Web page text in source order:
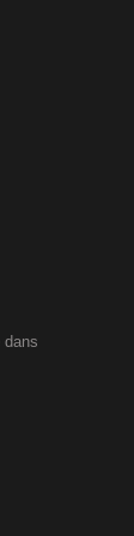
dans